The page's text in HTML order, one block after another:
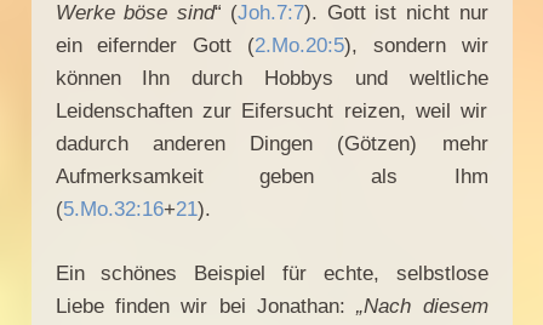
Werke böse sind“ (Joh.7:7). Gott ist nicht nur
ein eifernder Gott (2.Mo.20:5), sondern wir
können Ihn durch Hobbys und weltliche
Leidenschaften zur Eifersucht reizen, weil wir
dadurch anderen Dingen (Götzen) mehr
Aufmerksamkeit geben als Ihm
(5.Mo.32:16+21).
Ein schönes Beispiel für echte, selbstlose
Liebe finden wir bei Jonathan:„Nach diesem